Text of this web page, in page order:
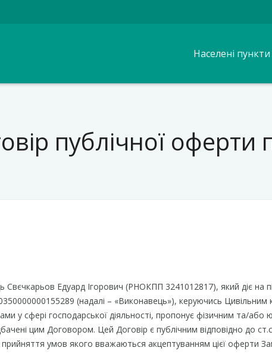
Населені пункти
публічної
Свєчкарьов Едуард Ігорович (РНОКПП 3241012817), який діє
(надалі – «Виконавець»), керуючись
у сфері господарської діяльності, пропонує фізичним та/
цим Договором. Цей Договір є публічним відповідно до
умов якого вважаються акцептуванням цієї оферти